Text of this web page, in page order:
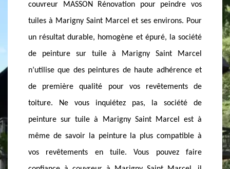
et
est à
à
faire
préparer votre projet peinture sur tuile et toit dans
le 74150, la société de couvreur MASSON
Rénovation à Marigny Saint Marcel vous établit un
devis totalement gratuit, à la fois personnalisé et
détaillé. Vous verrez dans ce devis peinture sur tuile
et toit gratuit à Marigny Saint Marcel, toutes les
informations dont vous aurez besoin pour bien
réaliser votre projet. Pour ce faire, il ne vous suffit
que de remplir un court formulaire sur le site de la
société de peinture sur tuile et toit à Marigny Saint
ans,
Afin
aussi
vous
Saint